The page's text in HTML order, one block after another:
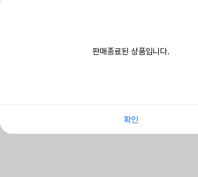
판매종료된 상품입니다.
확인